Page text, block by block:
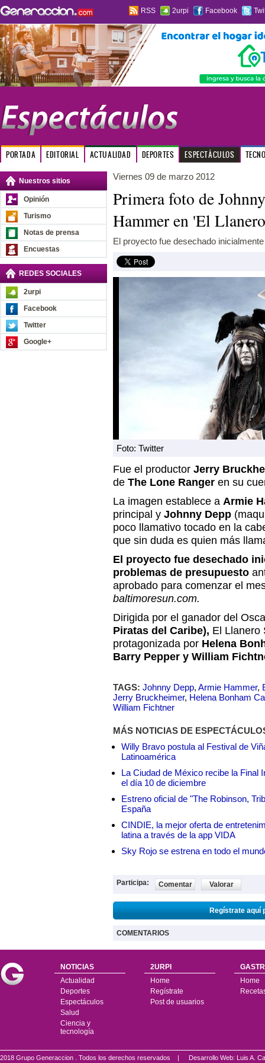
RSS 2urpi Facebook
PORTADA EDITORIAL ACTUALIDAD DEPORTES ESPECTÁCULOS
Nuestros sitios
Opinión
Turismo
Notas de prensa
Encuestas
REDES SOCIALES
2urpi
Facebook
Twitter
Google+
Viernes 09 de marzo 2012
Primera foto de
Hammer en 'El
El proyecto fue desechado
Foto: Twitter
Fue el productor Jerry
de The Lone Ranger en su
La imagen establece a Armie
principal y Johnny Depp
poco llamativo tocado en la
que sin duda es quien más
El proyecto fue desechado
problemas de presupuesto
aprobado para comenzar el
baltimoresun.com.
Dirigida por el ganador del
Piratas del Caribe), El Llanero
protagonizada por Helena
Barry Pepper y William
TAGS: Johnny Depp, Armie Hammer,
Jerry Bruckheimer, Helena Bonham
William Fichtner
MÁS NOTICIAS DE
Willy Bravo postula al Festival de
Latinoamérica
La Ciudad de México recibe la Final
el día 10 de diciembre
Estreno oficial de "The Robinson,
España
CINDIE, la mejor oferta de
latina a través de la app VIDA
Sky Rojo se estrena en todo el
Participa: Comentar Valorar
Regístrate aquí
COMENTARIOS
NOTICIAS
Actualidad
Deportes
Espectáculos
Salud
Ciencia y
tecnología
2URPI
Home
Regístrate
Post de usuarios
Home
2018 Grupo Generaccion . Todos los derechos reservados | Desarrollo Web: Luis